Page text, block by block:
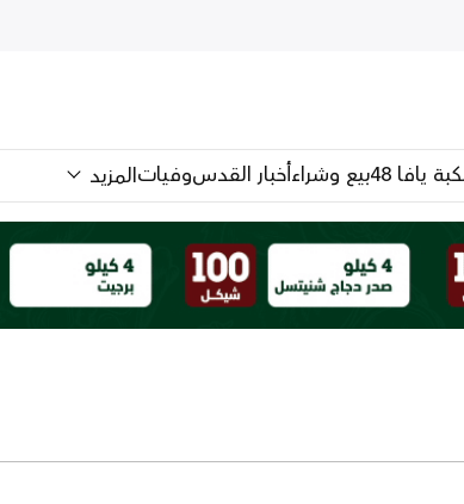
يافا 48 بيع وشراءأخبار القدسوفياتالمزيد